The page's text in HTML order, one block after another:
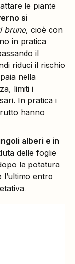
le piante
si
bruno, cioè con
in pratica
il
riduci il rischio
nella
limiti i
In pratica i
hanno
alberi e in
delle foglie
la potatura
entro